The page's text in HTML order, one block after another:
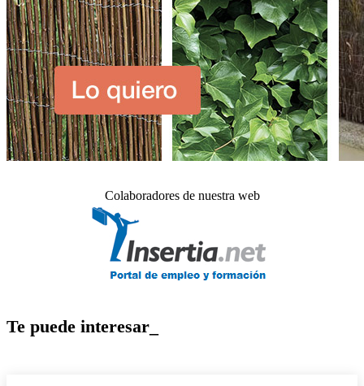
Colaboradores de nuestra web
Te puede interesar_